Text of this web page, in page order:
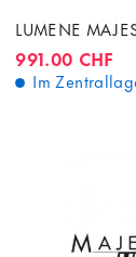
LUMENE
991.00 CHF
Im